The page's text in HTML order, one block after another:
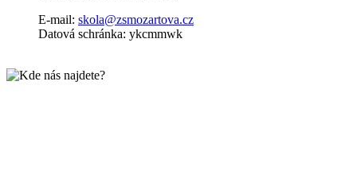
E-mail: skola@zsmozartova.cz
Datová schránka: ykcmmwk